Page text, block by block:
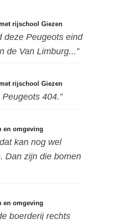
rijschool Giezen
deze Peugeots eind
de Van Limburg...”
rijschool Giezen
Peugeots 404.”
en omgeving
kan nog wel
Dan zijn die bomen
en omgeving
boerderij rechts